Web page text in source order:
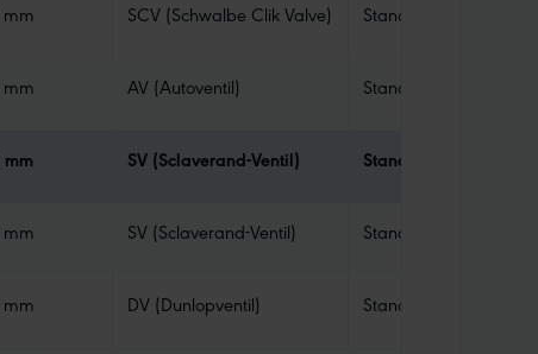
SCV (Schwalbe Clik Valve) Standard
AV (Autoventil) Standard
SV (Sclaverand-Ventil) Standard
SV (Sclaverand-Ventil) Standard
DV (Dunlopventil) Standard